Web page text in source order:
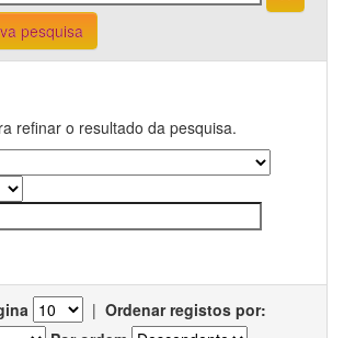
pesquisa
refinar o resultado da pesquisa.
| Ordenar registos por: